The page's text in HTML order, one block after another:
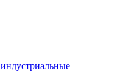
индустриальные